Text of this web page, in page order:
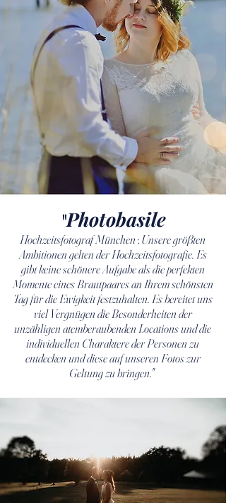
"Photobasile
Hochzeitsfotograf München:Unsere größten
Ambitionen gelten der Hochzeitsfotografie. Es
gibt keine schönere Aufgabe als die perfekten
Momente eines Brautpaares an Ihrem schönsten
Tag für die Ewigkeit festzuhalten. Es bereitet uns
viel Vergnügen die Besonderheiten der
unzähligen atemberaubenden Locations und die
individuellen Charaktere der Personen zu
entdecken und diese auf unseren Fotos zur
Geltung zu bringen."